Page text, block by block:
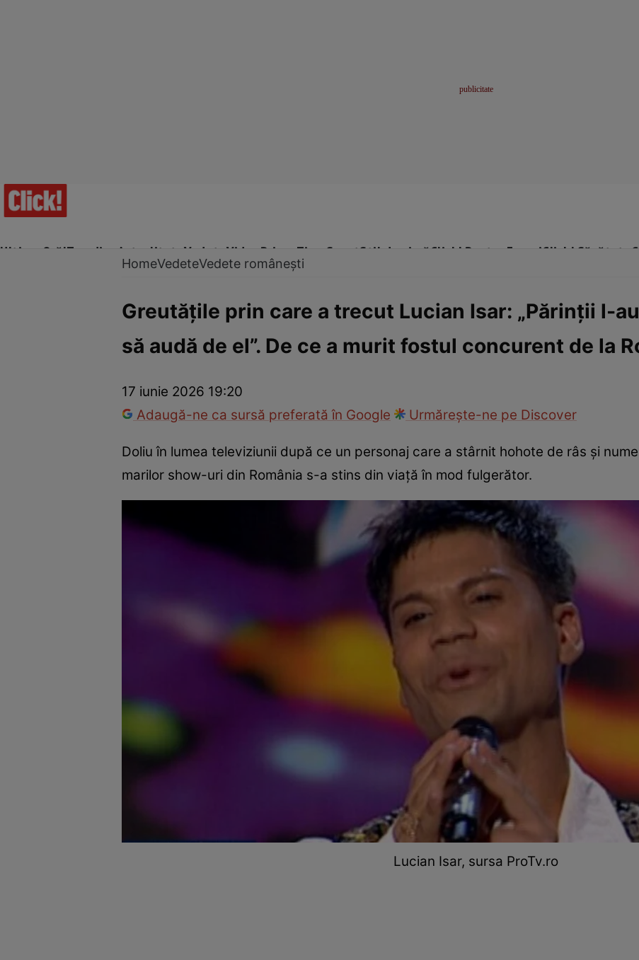
Ultima Oră!Trending Actualitate Vedete Video Prime Time SportStil de viațăClick! Pentru FemeiClick! Sănătate
Vedete internaționaleVedete românești Interviurile Click!Paparazzii Click!
HomeVedeteVedete românești
Greutățile prin care a trecut Lucian Isar: „Părinții l-
să audă de el”. De ce a murit fostul concurent de la
17 iunie 2026 19:20
Adaugă-ne ca sursă preferată în Google
Urmărește-ne pe Discover
Doliu în lumea televiziunii după ce un personaj care a stârnit hohote de râs și
marilor show-uri din România s-a stins din viață în mod fulgerător.
Lucian Isar, sursa ProTv.ro